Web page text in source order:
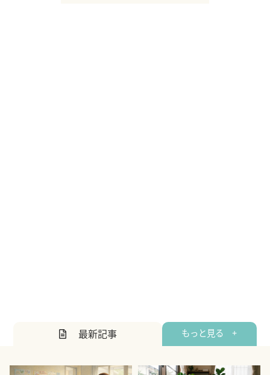
最新記事 もっと見る +